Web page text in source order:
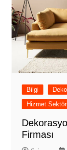
Bilgi
Hizmet
Firması